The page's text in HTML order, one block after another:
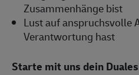
Zusammenhänge bist
Lust auf anspruchsvolle
Verantwortung hast
Starte mit uns dein